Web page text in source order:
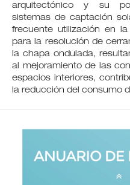
arquitectónico y su
sistemas de captación
frecuente utilización en
para la resolución de
la chapa ondulada,
al mejoramiento de las
espacios interiores,
la reducción del consumo